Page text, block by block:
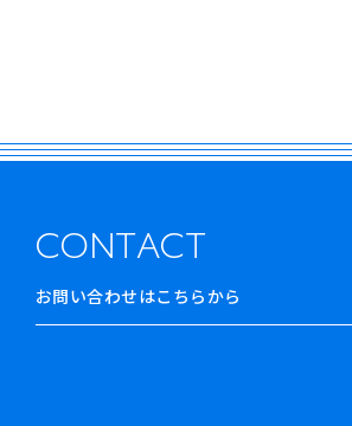
CONTACT
お問い合わせはこちらから